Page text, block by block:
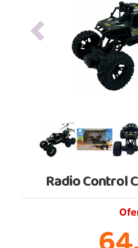
Previous
Radio Control